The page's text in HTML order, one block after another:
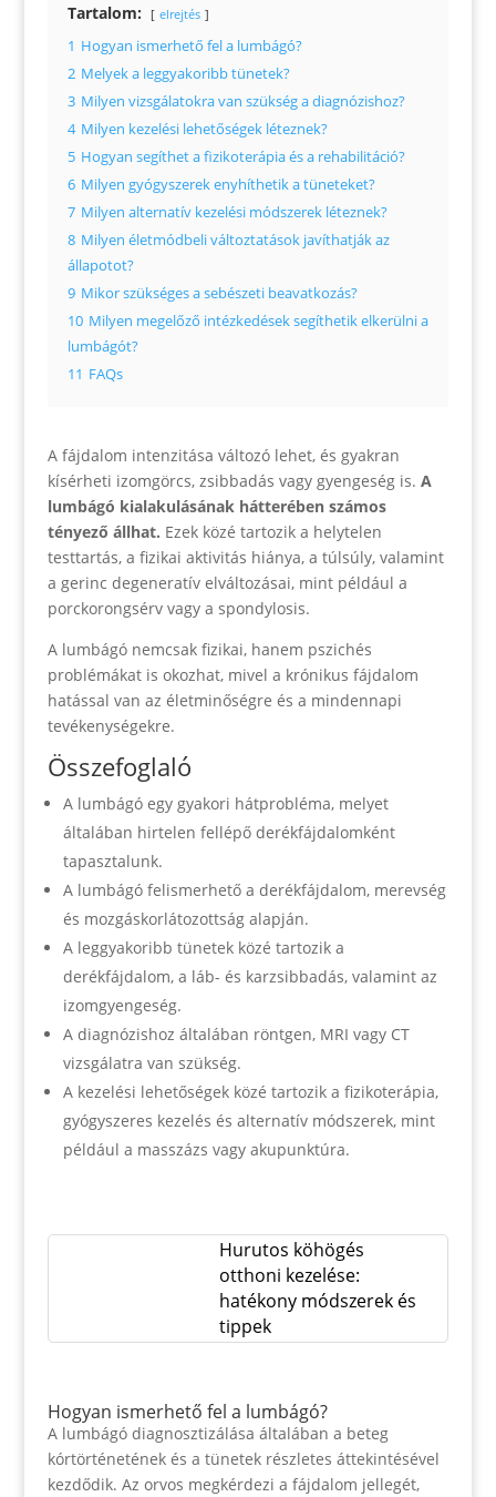
Tartalom: elrejtés
1 Hogyan ismerhető fel a lumbágó?
2 Melyek a leggyakoribb tünetek?
3 Milyen vizsgálatokra van szükség a diagnózishoz?
4 Milyen kezelési lehetőségek léteznek?
5 Hogyan segíthet a fizikoterápia és a rehabilitáció?
6 Milyen gyógyszerek enyhíthetik a tüneteket?
7 Milyen alternatív kezelési módszerek léteznek?
8 Milyen életmódbeli változtatások javíthatják az
állapotot?
9 Mikor szükséges a sebészeti beavatkozás?
10 Milyen megelőző intézkedések segíthetik elkerülni a
lumbágót?
11 FAQs
A fájdalom intenzitása változó lehet, és gyakran
kísérheti izomgörcs, zsibbadás vagy gyengeség is. A
lumbágó kialakulásának hátterében számos
tényező állhat. Ezek közé tartozik a helytelen
testtartás, a fizikai aktivitás hiánya, a túlsúly, valamint
a gerinc degeneratív elváltozásai, mint például a
porckorongsérv vagy a spondylosis.
A lumbágó nemcsak fizikai, hanem pszichés
problémákat is okozhat, mivel a krónikus fájdalom
hatással van az életminőségre és a mindennapi
tevékenységekre.
Összefoglaló
A lumbágó egy gyakori hátprobléma, melyet
általában hirtelen fellépő derékfájdalomként
tapasztalunk.
A lumbágó felismerhető a derékfájdalom, merevség
és mozgáskorlátozottság alapján.
A leggyakoribb tünetek közé tartozik a
derékfájdalom, a láb- és karzsibbadás, valamint az
izomgyengeség.
A diagnózishoz általában röntgen, MRI vagy CT
vizsgálatra van szükség.
A kezelési lehetőségek közé tartozik a fizikoterápia,
gyógyszeres kezelés és alternatív módszerek, mint
például a masszázs vagy akupunktúra.
Hurutos köhögés
otthoni kezelése:
hatékony módszerek és
tippek
Hogyan ismerhető fel a lumbágó?
A lumbágó diagnosztizálása általában a beteg
kórtörténetének és a tünetek részletes áttekintésével
kezdődik. Az orvos megkérdezi a fájdalom jellegét,